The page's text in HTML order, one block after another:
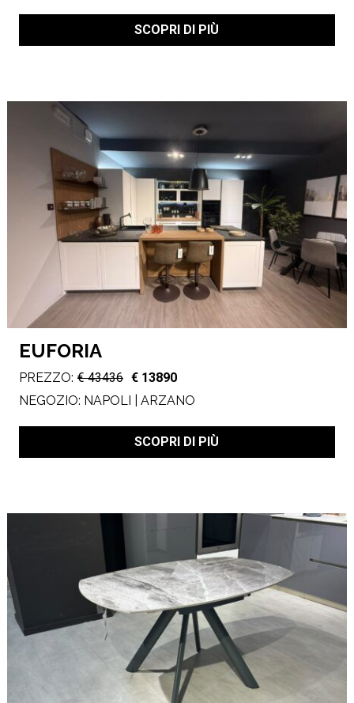
SCOPRI DI PIÙ
EUFORIA
PREZZO: € 43436 € 13890
NEGOZIO: NAPOLI | ARZANO
SCOPRI DI PIÙ